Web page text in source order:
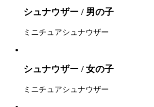
シュナウザー / 男の子
ミニチュアシュナウザー
シュナウザー / 女の子
ミニチュアシュナウザー